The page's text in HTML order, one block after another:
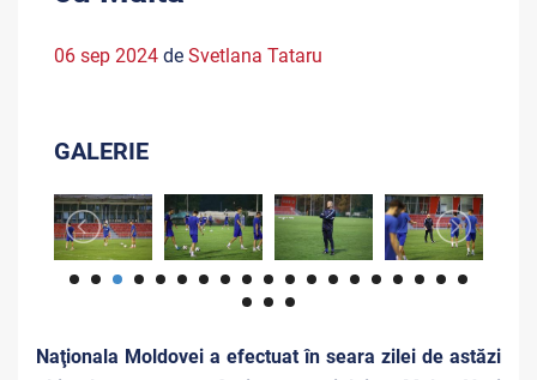
06 sep 2024 de Svetlana Tataru
GALERIE
Naţionala Moldovei a efectuat în seara zilei de astăzi